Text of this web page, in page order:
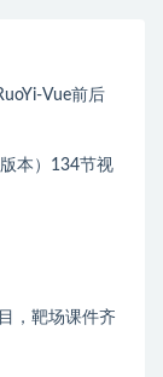
Vue前后
本）134节视
，靶场课件齐